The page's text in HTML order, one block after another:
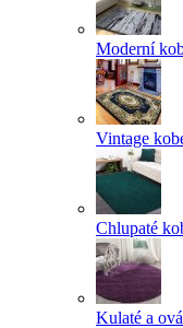
Moderní
Vintage
Chlupaté
Kulaté a